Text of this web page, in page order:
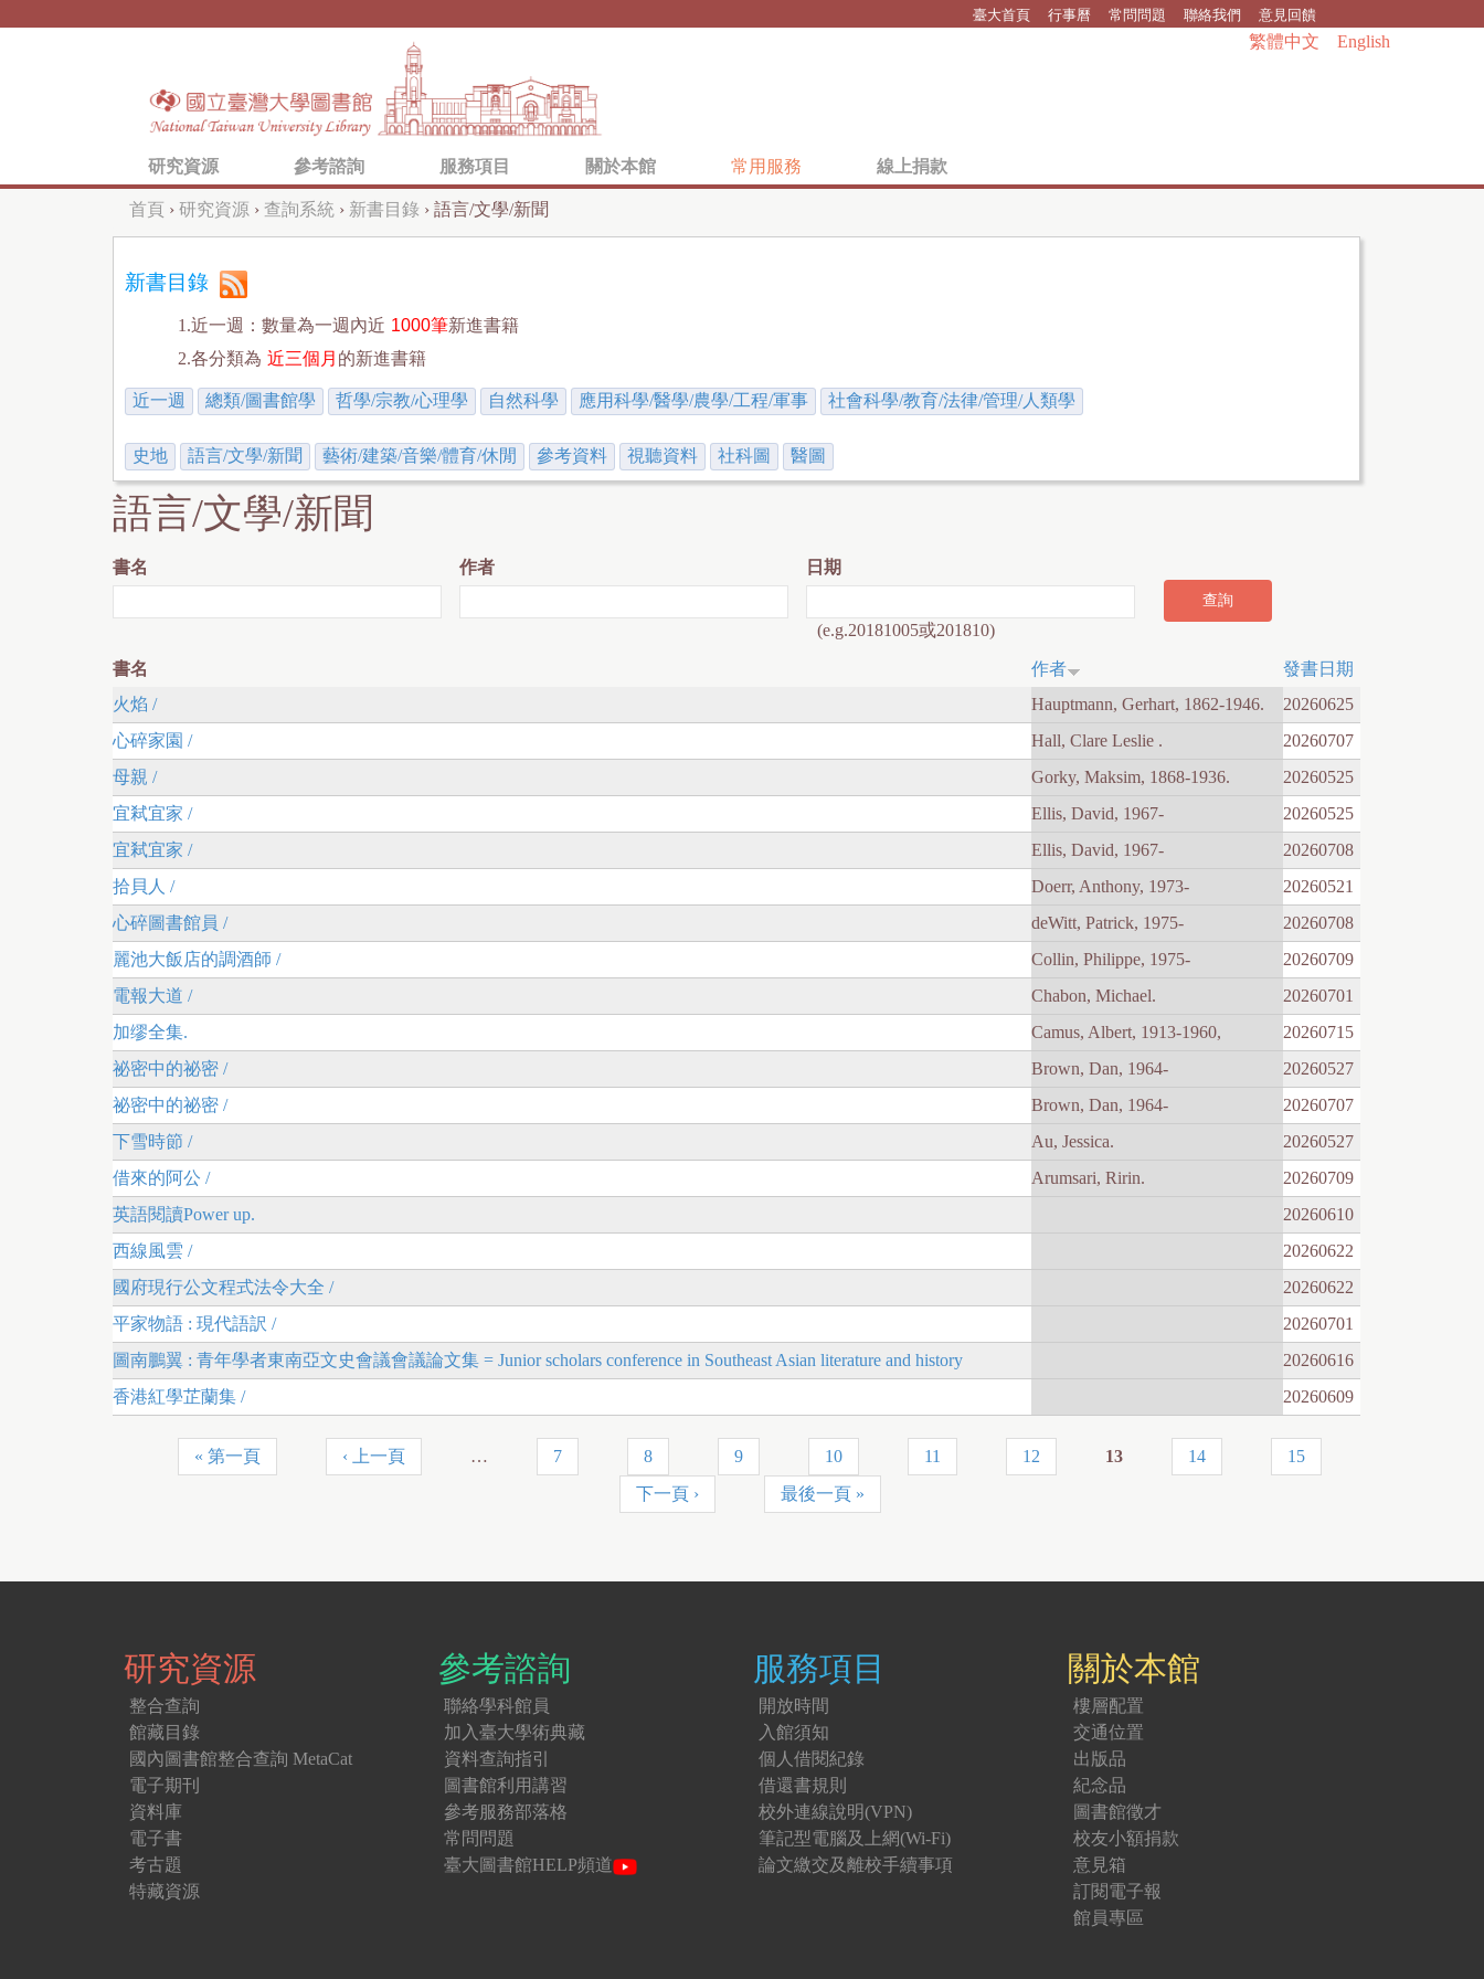
臺大首頁 行事曆 常問問題 聯絡我們 意見回饋
繁體中文 English
研究資源 參考諮詢 服務項目 關於本館 常用服務 線上捐款
您
在
首頁 › 研究資源 › 查詢系統 › 新書目錄 › 語言/文學/新聞
新書目錄
1.近一週：數量為一週內近 1000筆新進書籍
2.各分類為 近三個月 的新進書籍
近一週 總類/圖書館學 哲學/宗教/心理學 自然科學 應用科學/醫學/農學/工程/軍事 社會科學/教育/法律/管理/人類學
史地 語言/文學/新聞 藝術/建築/音樂/體育/休閒 參考資料 視聽資料 社科圖 醫圖
語言/文學/新聞
書名 作者 日期
(e.g.20181005或201810)
書名 作者
發書日期
火焰 /
Hauptmann, Gerhart, 1862-1946.
20260625
心碎家園 /
Hall, Clare Leslie .
20260707
母親 /
Gorky, Maksim, 1868-1936.
20260525
宜弒宜家 /
Ellis, David, 1967-
20260525
宜弒宜家 /
Ellis, David, 1967-
20260708
拾貝人 /
Doerr, Anthony, 1973-
20260521
心碎圖書館員 /
deWitt, Patrick, 1975-
20260708
麗池大飯店的調酒師 /
Collin, Philippe, 1975-
20260709
電報大道 /
Chabon, Michael.
20260701
加缪全集.
Camus, Albert, 1913-1960,
20260715
祕密中的祕密 /
Brown, Dan, 1964-
20260527
祕密中的祕密 /
Brown, Dan, 1964-
20260707
下雪時節 /
Au, Jessica.
20260527
借來的阿公 /
Arumsari, Ririn.
20260709
英語閱讀Power up.
20260610
西線風雲 /
20260622
國府現行公文程式法令大全 /
20260622
平家物語 : 現代語訳 /
20260701
圖南鵬翼 : 青年學者東南亞文史會議會議論文集 = Junior scholars conference in Southeast Asian literature and history
20260616
香港紅學芷蘭集 /
20260609
« 第一頁 ‹ 上一頁 … 7 8 9 10 11 12 13 14
15
下一頁 ›
最後一頁 »
研究資源
整合查詢
館藏目錄
國內圖書館整合查詢 MetaCat
電子期刊
資料庫
電子書
考古題
特藏資源
參考諮詢
聯絡學科館員
加入臺大學術典藏
資料查詢指引
圖書館利用講習
參考服務部落格
常問問題
臺大圖書館HELP頻道
服務項目
開放時間
入館須知
個人借閱紀錄
借還書規則
校外連線說明(VPN)
筆記型電腦及上網(Wi-Fi)
論文繳交及離校手續事項
關於本館
樓層配置
交通位置
出版品
紀念品
圖書館徵才
校友小額捐款
意見箱
訂閱電子報
館員專區